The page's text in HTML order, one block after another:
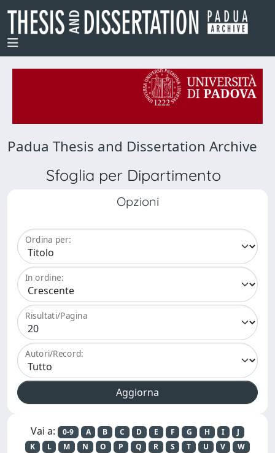
Padua Thesis and Dissertation Archive
Sfoglia per Dipartimento
Opzioni
Ordina per:
In ordine:
Risultati/Pagina
Autori/Record:
Vai a: 0-9 A B C D E F G H I
J
K
L M N O P Q R S T U V
W